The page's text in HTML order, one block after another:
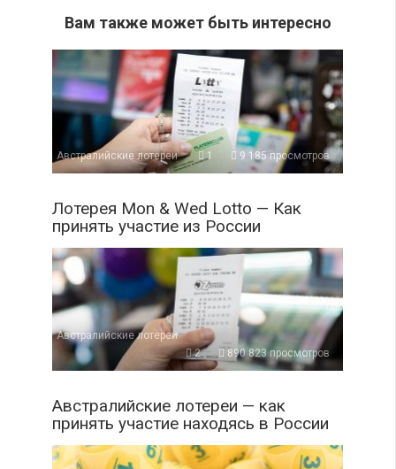
Вам также может быть интересно
Австралийские лотереи 1 9 185 просмотров
Лотерея Mon & Wed Lotto — Как
принять участие из России
Австралийские лотереи
2
890 823 просмотров
Австралийские лотереи — как
принять участие находясь в России